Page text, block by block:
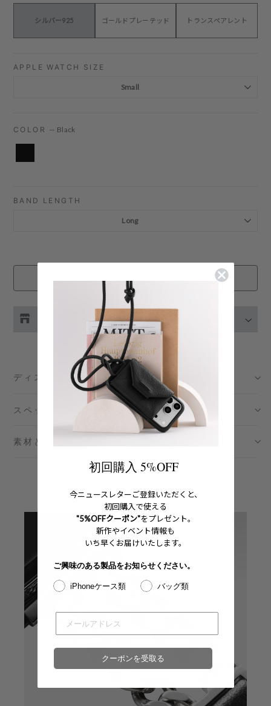
シルバー925 ゴールドプレーテッド トランスペアレント
APPLE WATCH SIZE
COLOR — Black
BAND LENGTH
お取り扱い店舗の在庫をチェック
伊勢丹新宿 メンズ館- 在庫 -X
渋谷スクランブルスクエア店 - 在庫 -
日本橋コレド室町テラス店 - 在庫 -X
大阪梅田グランフロント店
六本木ミッドタウン店- 在庫 - X
名古屋ミッドランドスクエア店- 在庫 -
※在庫は前日までの情報です。
※売り切れやお取り置き等で在庫がない場合がございます。
※最新の在庫状況は店舗へ直接お電話下さいませ。
※各店舗の詳細は
ディスクリプション
スペック
素材とメンテナンス
初回購入 5%OFF
今ニュースレターご登録いただくと、
初回購入で使える
"5%OFFクーポン"をプレゼント。
新作やイベント情報も
いち早くお届けいたします。
ご興味のある製品をお知らせください。
iPhoneケース類 バッグ類
クーポンを受取る